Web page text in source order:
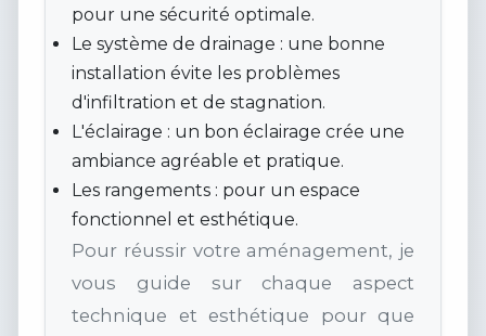
pour une sécurité optimale.
Le système de drainage : une bonne
installation évite les problèmes
d'infiltration et de stagnation.
L'éclairage : un bon éclairage crée une
ambiance agréable et pratique.
Les rangements : pour un espace
fonctionnel et esthétique.
Pour réussir votre aménagement, je
vous guide sur chaque aspect
technique et esthétique pour que